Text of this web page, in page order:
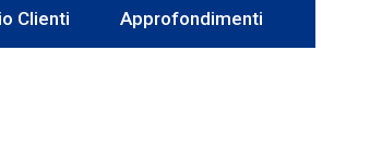
Clienti Approfondimenti